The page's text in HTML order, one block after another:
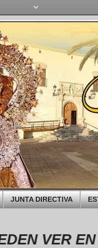
JUNTA DIRECTIVA
EN